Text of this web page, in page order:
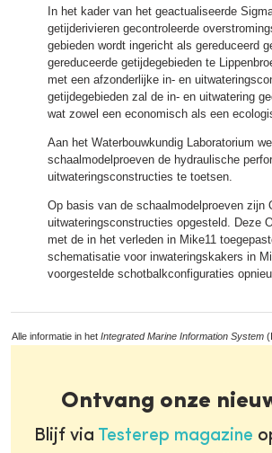
In het kader van het geactualiseerde
getijderivieren gecontroleerde
gebieden wordt ingericht als gereduceerd
gereduceerde getijdegebieden te
met een afzonderlijke in- en
getijdegebieden zal de in- en uitwatering
wat zowel een economisch als een
Aan het Waterbouwkundig Laboratorium
schaalmodelproeven de hydraulische
uitwateringsconstructies te toetsen.
Op basis van de schaalmodelproeven zijn
uitwateringsconstructies opgesteld. Deze
met de in het verleden in Mike11
schematisatie voor inwateringskakers in
voorgestelde schotbalkconfiguraties
Alle informatie in het Integrated Marine Information System
Ontvang onze
Blijf via Testerep magazine